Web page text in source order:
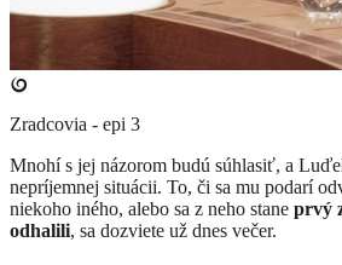
Zradcovia - epi 3
​Mnohí s jej názorom budú súhlasiť, a
nepríjemnej situácii. To, či sa mu podarí
niekoho iného, alebo sa z neho stane prvý
odhalili, sa dozviete už dnes večer.